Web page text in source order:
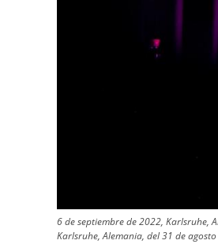
6 de septiembre de 2022, Karlsruhe,
Karlsruhe, Alemania, del 31 de